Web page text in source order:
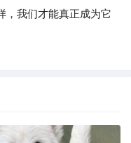
，我们才能真正成为它